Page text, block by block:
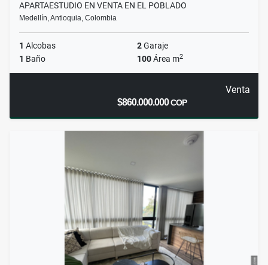
APARTAESTUDIO EN VENTA EN EL POBLADO
Medellín, Antioquia, Colombia
1 Alcobas 2Garaje
1 Baño 100Área m2
Venta
$860.000.000COP